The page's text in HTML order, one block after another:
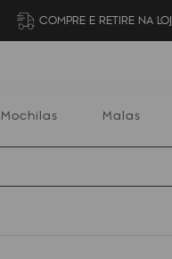
COMPRE E RETIRE NA
Mochilas Malas